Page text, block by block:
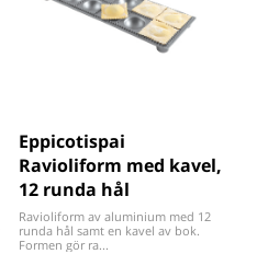
Eppicotispai
Ravioliform med kavel,
12 runda hål
Ravioliform av aluminium med 12
runda hål samt en kavel av bok.
Formen gör ra...